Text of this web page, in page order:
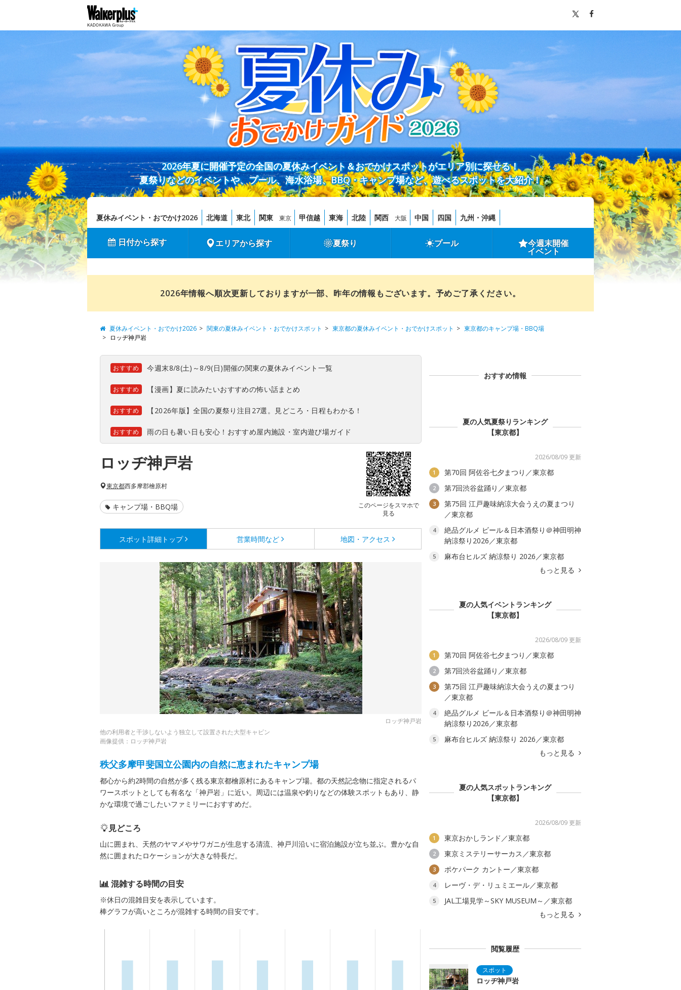
2026年夏に開催予定の全国の夏休みイベント＆おでかけスポットがエリア別に探せる！
夏祭りなどのイベントや、プール、海水浴場、BBQ・キャンプ場など、遊べるスポットを大紹介！
夏休みイベント・おでかけ2026 北海道 東北 関東 東京 甲信越 東海 北陸 関西 大阪 中国 四国 九州・沖縄
日付から探す エリアから探す 夏祭り プール 今週末開催
イベント
2026年情報へ順次更新しておりますが一部、昨年の情報もございます。予めご了承ください。
夏休みイベント・おでかけ2026 関東の夏休みイベント・おでかけスポット 東京都の夏休みイベント・おでかけスポット
東京都のキャンプ場・BBQ場
ロッヂ神戸岩
おすすめ 今週末8/8(土)～8/9(日)開催の関東の夏休みイベント一覧
おすすめ 【漫画】夏に読みたいおすすめの怖い話まとめ
おすすめ 【2026年版】全国の夏祭り注目27選。見どころ・日程もわかる！
おすすめ 雨の日も暑い日も安心！おすすめ屋内施設・室内遊び場ガイド
ロッヂ神戸岩
このページをスマホで
見る
東京都西多摩郡檜原村
キャンプ場・BBQ場
スポット詳細 トップ 営業時間など 地図・アクセス
ロッヂ神戸岩
他の利用者と干渉しないよう独立して設置された大型キャビン
画像提供：ロッヂ神戸岩
秩父多摩甲斐国立公園内の自然に恵まれたキャンプ場
都心から約2時間の自然が多く残る東京都檜原村にあるキャンプ場。都の天然記念物に指定されるパ
ワースポットとしても有名な「神戸岩」に近い。周辺には温泉や釣りなどの体験スポットもあり、静
かな環境で過ごしたいファミリーにおすすめだ。
見どころ
山に囲まれ、天然のヤマメやサワガニが生息する清流、神戸川沿いに宿泊施設が立ち並ぶ。豊かな自
然に囲まれたロケーションが大きな特長だ。
混雑する時間の目安
※休日の混雑目安を表示しています。
棒グラフが高いところが混雑する時間の目安です。
おすすめ情報
夏の人気夏祭りランキング
【東京都】
2026/08/09 更新
1 第70回 阿佐谷七夕まつり／東京都
2 第7回渋谷盆踊り／東京都
3
第75回 江戸趣味納涼大会うえの夏まつり
／東京都
4
絶品グルメ ビール＆日本酒祭り＠神田明神
納涼祭り2026／東京都
5
麻布台ヒルズ 納涼祭り 2026／東京都
もっと見る
夏の人気イベントランキング
【東京都】
2026/08/09 更新
1 第70回 阿佐谷七夕まつり／東京都
2 第7回渋谷盆踊り／東京都
3
第75回 江戸趣味納涼大会うえの夏まつり
／東京都
4
絶品グルメ ビール＆日本酒祭り＠神田明神
納涼祭り2026／東京都
5
麻布台ヒルズ 納涼祭り 2026／東京都
もっと見る
夏の人気スポットランキング
【東京都】
2026/08/09 更新
1 東京おかしランド／東京都
2 東京ミステリーサーカス／東京都
3 ポケパーク カントー／東京都
4 レーヴ・デ・リュミエール／東京都
5
JAL工場見学～SKY MUSEUM～／東京都
もっと見る
閲覧履歴
ロッヂ神戸岩